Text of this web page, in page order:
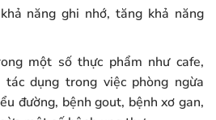
năng ghi nhớ, tăng khả năng
một số thực phẩm như cafe,
dụng trong việc phòng ngừa
đường, bệnh gout, bệnh xơ gan,